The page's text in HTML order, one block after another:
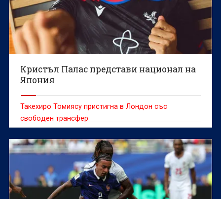
Кристъл Палас представи национал на
Япония
Такехиро Томиясу пристигна в Лондон със
свободен трансфер